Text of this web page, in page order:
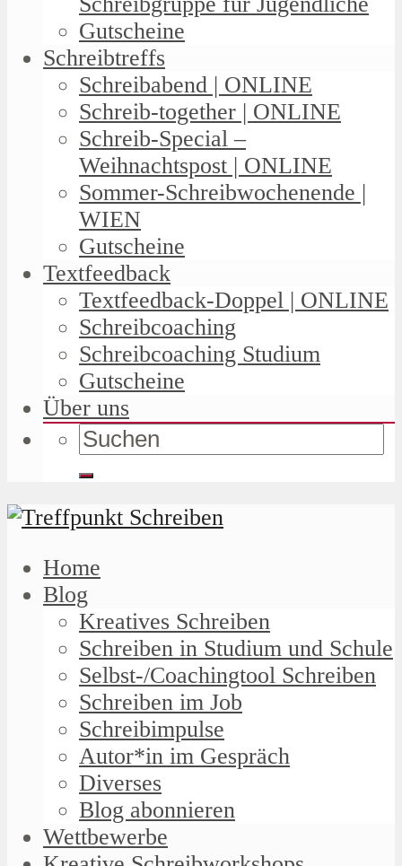
Gutscheine
Schreibtreffs
Schreibabend | ONLINE
Schreib-together | ONLINE
Schreib-Special –
Weihnachtspost | ONLINE
Sommer-Schreibwochenende |
WIEN
Gutscheine
Textfeedback
Textfeedback-Doppel | ONLINE
Schreibcoaching
Schreibcoaching Studium
Gutscheine
Über uns
Home
Blog
Kreatives Schreiben
Schreiben in Studium und Schule
Selbst-/Coachingtool Schreiben
Schreiben im Job
Schreibimpulse
Autor*in im Gespräch
Diverses
Blog abonnieren
Wettbewerbe